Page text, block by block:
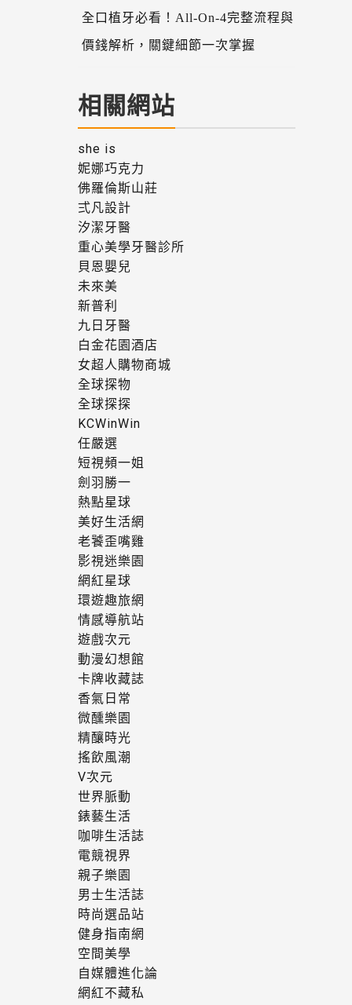
全口植牙必看！All-On-4完整流程與
價錢解析，關鍵細節一次掌握
相關網站
she is
妮娜巧克力
佛羅倫斯山莊
弍凡設計
汐潔牙醫
重心美學牙醫診所
貝恩嬰兒
未來美
新普利
九日牙醫
白金花園酒店
女超人購物商城
全球探物
全球探探
KCWinWin
任嚴選
短視頻一姐
劍羽勝一
熱點星球
美好生活網
老饕歪嘴雞
影視迷樂園
網紅星球
環遊趣旅網
情感導航站
遊戲次元
動漫幻想館
卡牌收藏誌
香氣日常
微醺樂園
精釀時光
搖飲風潮
V次元
世界脈動
錶藝生活
咖啡生活誌
電競視界
親子樂園
男士生活誌
時尚選品站
健身指南網
空間美學
自媒體進化論
網紅不藏私